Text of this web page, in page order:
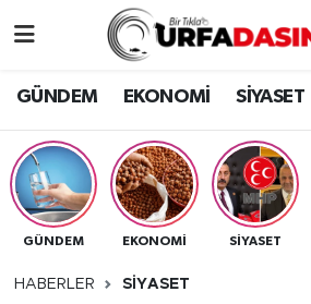
GÜNDEM EKONOMİ SİYASET
GÜNDEM EKONOMİ SİYASET
HABERLER SİYASET
EKONOMİ
SİYASET
SPOR
Gizlilik ve Güvenlik Politikası
İletişim
Nöbetçi Eczaneler
Hava Durumu
Namaz Vakitleri
Trafik Durumu